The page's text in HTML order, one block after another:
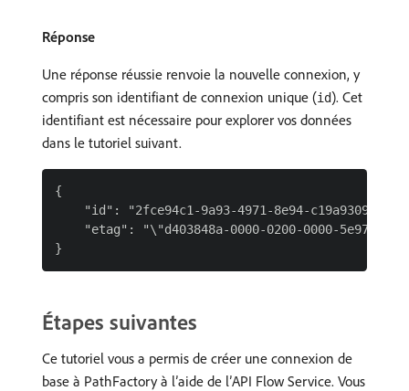
Réponse
Une réponse réussie renvoie la nouvelle connexion, y
compris son identifiant de connexion unique (id). Cet
identifiant est nécessaire pour explorer vos données
dans le tutoriel suivant.
{
"id": "2fce94c1-9a93-4971-8e94-
"etag": "\"d403848a-0000-0200-0000-
Étapes suivantes
Ce tutoriel vous a permis de créer une connexion de
base à PathFactory à l’aide de l’API Flow Service. Vous